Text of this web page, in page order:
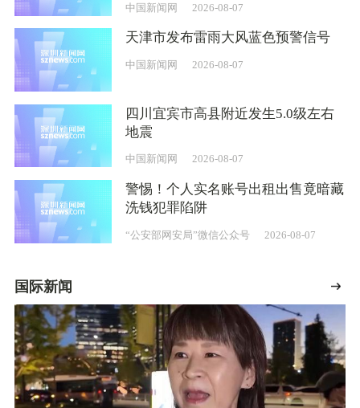
中国新闻网 2026-08-07
天津市发布雷雨大风蓝色预警信号
中国新闻网 2026-08-07
四川宜宾市高县附近发生5.0级左右
地震
中国新闻网 2026-08-07
警惕！个人实名账号出租出售竟暗藏
洗钱犯罪陷阱
“公安部网安局”微信公众号 2026-08-07
国际新闻